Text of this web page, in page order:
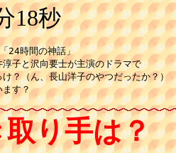
18秒
24時間の神話」
子と沢向要士が主演のドラマで
？（ん、長山洋子のやつだったか？）
ます？
り手は？